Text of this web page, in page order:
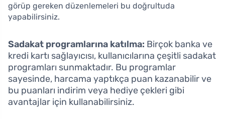
görüp gereken düzenlemeleri bu doğrultuda
yapabilirsiniz.
Sadakat programlarına katılma: Birçok banka ve
kredi kartı sağlayıcısı, kullanıcılarına çeşitli sadakat
programları sunmaktadır. Bu programlar
sayesinde, harcama yaptıkça puan kazanabilir ve
bu puanları indirim veya hediye çekleri gibi
avantajlar için kullanabilirsiniz.